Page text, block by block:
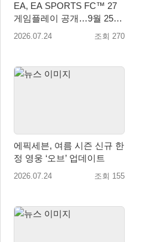
EA, EA SPORTS FC™ 27
게임플레이 공개…9월 25일
전 세계 출시
2026.07.24 조회 270
에픽세븐, 여름 시즌 신규 한
정 영웅 ‘오브’ 업데이트
2026.07.24 조회 155